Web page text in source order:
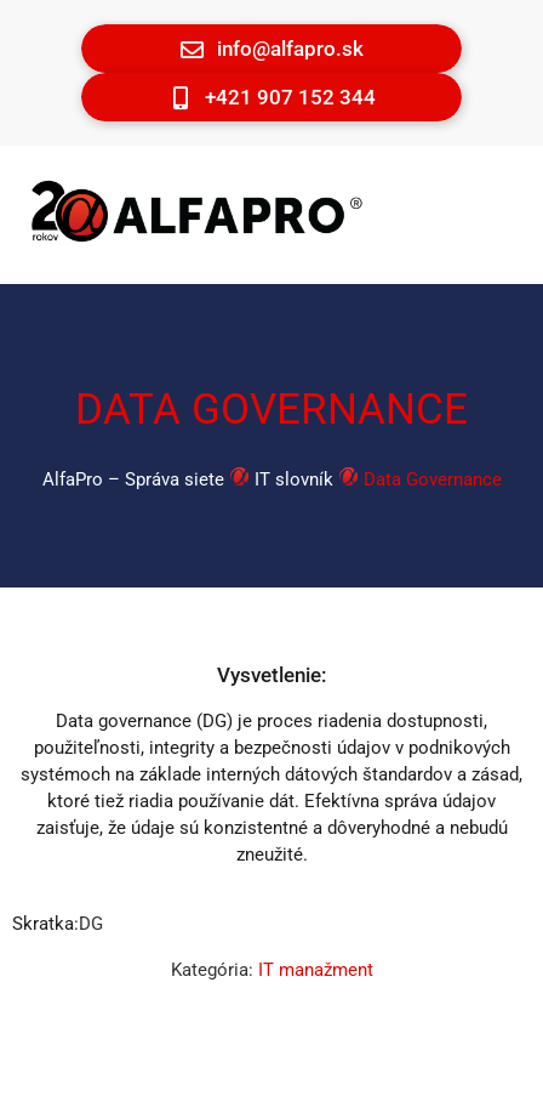
info@alfapro.sk
+421 907 152 344
DATA GOVERNANCE
AlfaPro – Správa siete IT slovník Data Governance
Vysvetlenie:
Data governance (DG) je proces riadenia dostupnosti,
použiteľnosti, integrity a bezpečnosti údajov v podnikových
systémoch na základe interných dátových štandardov a zásad,
ktoré tiež riadia používanie dát. Efektívna správa údajov
zaisťuje, že údaje sú konzistentné a dôveryhodné a nebudú
zneužité.
Skratka:DG
Kategória: IT manažment